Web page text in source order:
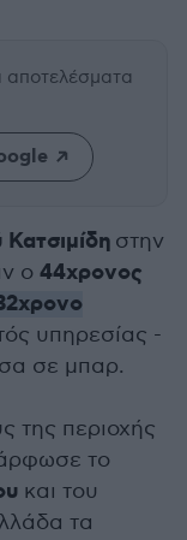
αποτελέσματα
στην
ο 44χρονος
υπηρεσίας -
σε μπαρ.
της περιοχής
το
και του
τα